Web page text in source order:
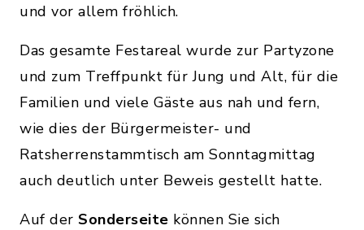
und vor allem fröhlich.
Das gesamte Festareal wurde zur Partyzone
und zum Treffpunkt für Jung und Alt, für die
Familien und viele Gäste aus nah und fern,
wie dies der Bürgermeister- und
Ratsherrenstammtisch am Sonntagmittag
auch deutlich unter Beweis gestellt hatte.
Auf der Sonderseite können Sie sich